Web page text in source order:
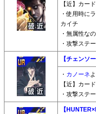
【近】カード
・使用時に
カイチ
・無属性な
・攻撃ステ
【チェンソ
・ カノーネ
【近】カード
・攻撃ステ
【